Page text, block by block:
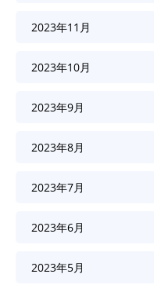
2023年11月
2023年10月
2023年9月
2023年8月
2023年7月
2023年6月
2023年5月